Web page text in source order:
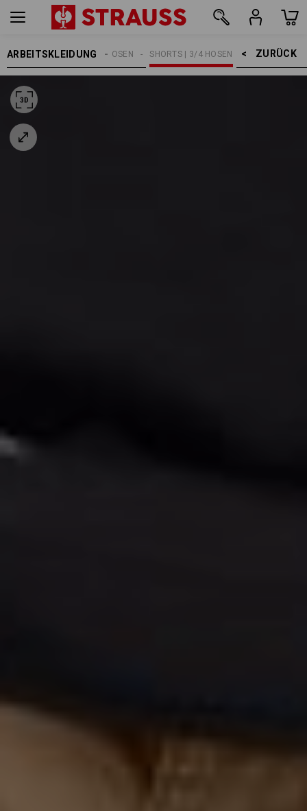
ARBEITSKLEIDUNG ZURÜCK    >
SHORTS | 3/4 HOSEN
ARBEITSHOSEN
HERREN